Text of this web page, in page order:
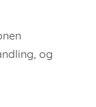
og